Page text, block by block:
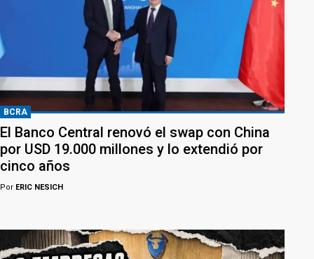
BCRA
El Banco Central renovó el swap con China
por USD 19.000 millones y lo extendió por
cinco años
Por ERIC NESICH